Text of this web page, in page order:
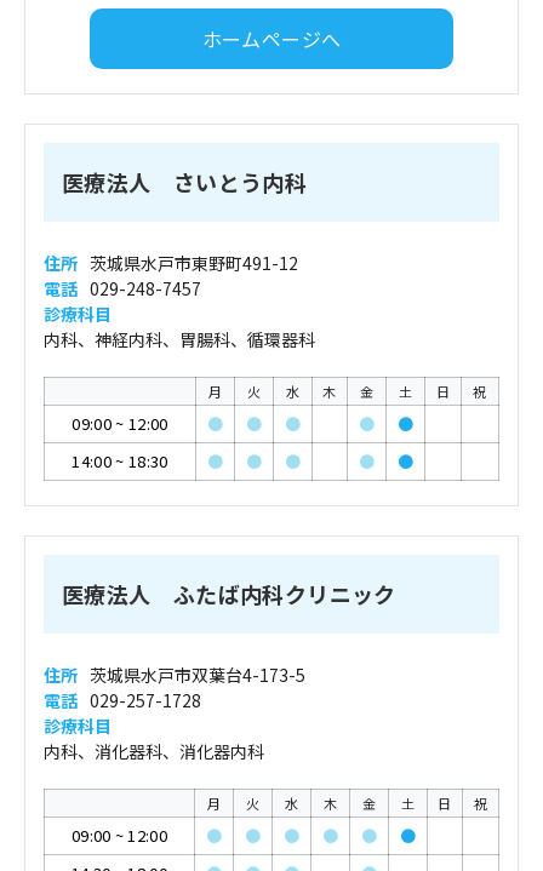
ホームページへ
医療法人 さいとう内科
住所 茨城県水戸市東野町491-12
電話 029-248-7457
診療科目
内科、神経内科、胃腸科、循環器科
月 火 水 木 金 土 日 祝
09:00~ 12:00 ● ● ● ●
●
14:00~ 18:30 ● ● ● ● ●
医療法人 ふたば内科クリニック
住所 茨城県水戸市双葉台4-173-5
電話 029-257-1728
診療科目
内科、消化器科、消化器内科
月 火 水 木 金 土 日 祝
09:00 ~12:00 ● ● ● ● ●
●